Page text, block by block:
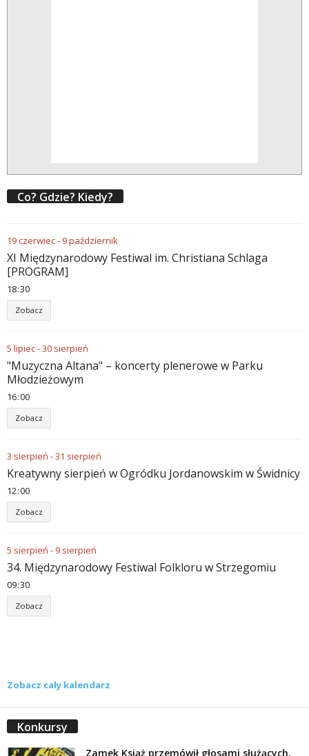
Co? Gdzie? Kiedy?
19czerwiec- 9październik
XI Międzynarodowy Festiwal im. Christiana Schlaga
[PROGRAM]
18 30
Zobacz
5 lipiec-30 sierpień
"Muzyczna Altana" – koncerty plenerowe w Parku
Młodzieżowym
16 00
Zobacz
3 sierpień -31 sierpień
Kreatywny sierpień w Ogródku Jordanowskim w Świdnicy
12 00
Zobacz
5 sierpień - 9 sierpień
34. Międzynarodowy Festiwal Folkloru w Strzegomiu
09 30
Zobacz
Zobacz cały kalendarz
Konkursy
Zamek Książ przemówił głosami służących.